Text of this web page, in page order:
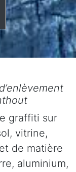
graffiti sur
vitrine,
de matière
aluminium,